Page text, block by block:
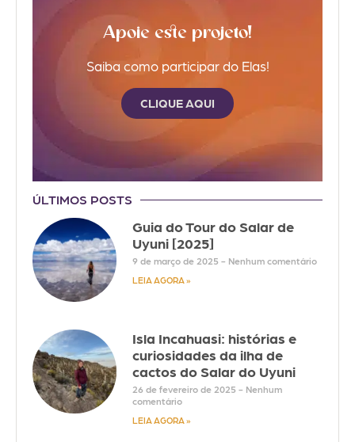
Apoie este projeto!
Saiba como participar do Elas!
CLIQUE AQUI
ÚLTIMOS POSTS
Guia do Tour do Salar de
Uyuni [2025]
9 de março de 2025 Nenhum comentário
LEIA AGORA »
Isla Incahuasi: histórias e
curiosidades da ilha de
cactos do Salar do Uyuni
26 de fevereiro de 2025
Nenhum
comentário
LEIA AGORA »